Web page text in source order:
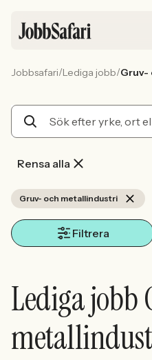
Arbetsliv och karriär
Sök med AI
Jobbsafari/Lediga jobb/Gruv-
Rensa alla
Gruv- och metallindustri
Filtrera
Lediga jobb